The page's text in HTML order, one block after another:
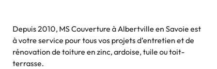
Depuis 2010, MS Couverture à Albertville en Savoie est
à votre service pour tous vos projets d’entretien et de
rénovation de toiture en zinc, ardoise, tuile ou toit-
terrasse.